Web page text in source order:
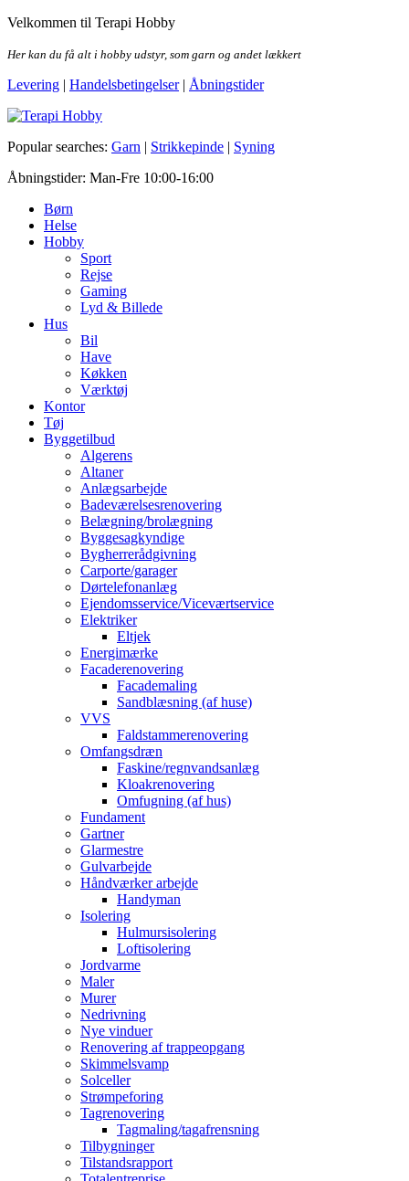
Skip
the
Velkommen til Terapi Hobby
Her kan du få alt i hobby udstyr, som garn og andet lækkert
Levering | Handelsbetingelser| Åbningstider
Terapi Hobby
Popular searches: Garn | Strikkepinde | Syning
Åbningstider: Man-Fre 10:00-16:00
Børn
Helse
Hobby
Sport
Rejse
Gaming
Lyd & Billede
Hus
Bil
Have
Køkken
Værktøj
Kontor
Tøj
Byggetilbud
Algerens
Altaner
Anlægsarbejde
Badeværelsesrenovering
Belægning/brolægning
Byggesagkyndige
Bygherrerådgivning
Carporte/garager
Dørtelefonanlæg
Ejendomsservice/Viceværtservice
Elektriker
Eltjek
Energimærke
Facaderenovering
Facademaling
Sandblæsning (af huse)
VVS
Faldstammerenovering
Omfangsdræn
Faskine/regnvandsanlæg
Kloakrenovering
Omfugning (af hus)
Fundament
Gartner
Glarmestre
Gulvarbejde
Håndværker arbejde
Handyman
Isolering
Hulmursisolering
Loftisolering
Jordvarme
Maler
Murer
Nedrivning
Nye vinduer
Renovering af trappeopgang
Skimmelsvamp
Solceller
Strømpeforing
Tagrenovering
Tagmaling/tagafrensning
Tilbygninger
Tilstandsrapport